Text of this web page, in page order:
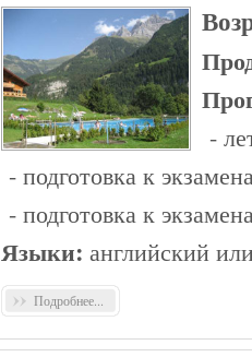
-
- подготовка к
- подготовка к
Языки: английский
Подробнее...